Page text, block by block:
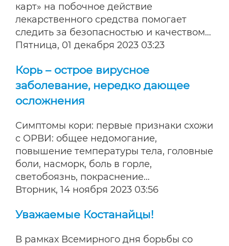
карт» на побочное действие
лекарственного средства помогает
следить за безопасностью и качеством…
Пятница, 01 декабря 2023 03:23
Корь – острое вирусное
заболевание, нередко дающее
осложнения
Симптомы кори: первые признаки схожи
с ОРВИ: общее недомогание,
повышение температуры тела, головные
боли, насморк, боль в горле,
светобоязнь, покраснение…
Вторник, 14 ноября 2023 03:56
Уважаемые Костанайцы!
В рамках Всемирного дня борьбы со